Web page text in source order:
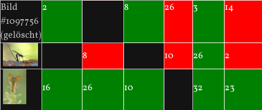
Bild
#1097756
(gelöscht)
2 8 26 3 14
8 10 26 2
16 26 10 32 23